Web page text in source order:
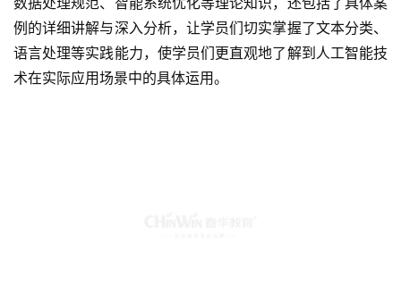
例的详细讲解与深入分析，让学员们切实掌握了文本分类、
语言处理等实践能力，使学员们更直观地了解到人工智能技
术在实际应用场景中的具体运用。